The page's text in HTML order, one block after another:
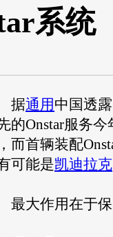
系统
通用中国透
的Onstar服务
而首辆装配
可能是凯迪拉克
大作用在于保